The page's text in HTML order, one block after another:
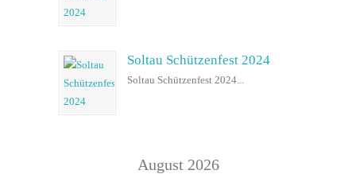
Soltau Schützenfest 2024
Soltau Schützenfest 2024...
August 2026